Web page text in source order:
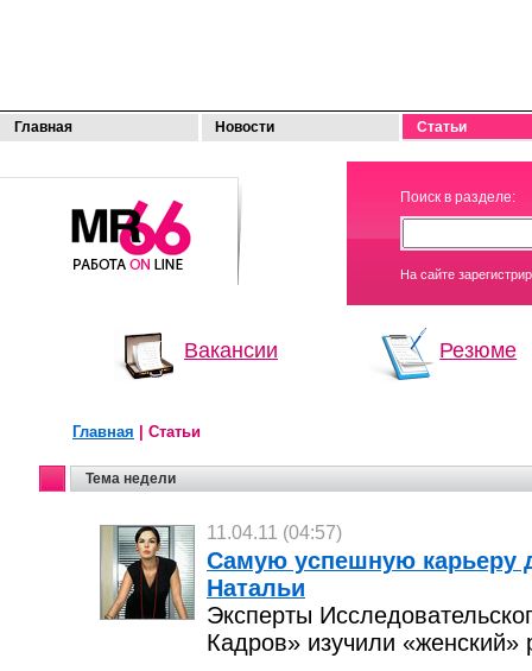
Главная Новости Статьи
МОЯ
РАБОТА
Поиск в разделе:
На сайте
Вакансии Резюме
Главная | Статьи
Тема недели
11.04.11 (04:57)
Самую успешную карьеру
Натальи
Эксперты
Кадров» изучили «женский»